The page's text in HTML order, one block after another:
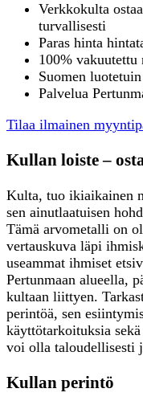
Verkkokulta
turvallisesti
Paras hinta
100% vakuutettu
Suomen
Palvelua
Tilaa ilmainen
Kullan loiste –
Kulta, tuo ikiaikainen
sen ainutlaatuisen
Tämä arvometalli on
vertauskuva läpi
useammat ihmiset
Pertunmaan alueella,
kultaan liittyen.
perintöä, sen
käyttötarkoituksia
voi olla taloudellisesti
Kullan perintö